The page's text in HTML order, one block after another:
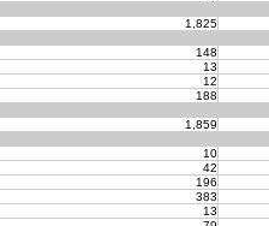
1,825
148
13
12
188
1,859
10
42
196
383
13